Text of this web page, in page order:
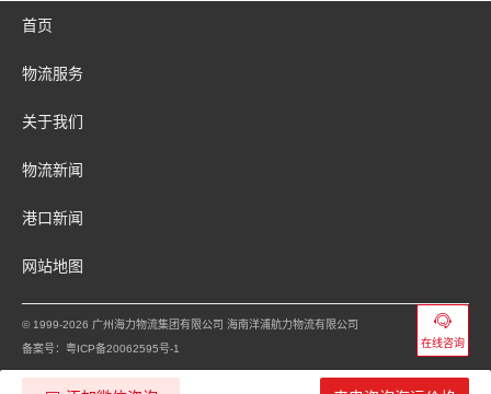
首页
物流服务
关于我们
物流新闻
港口新闻
网站地图